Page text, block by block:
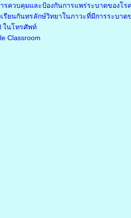
ควบคุมและป้องกันการแพร่ระบาดของโร
รียนกันทรลักษ์วิทยาในภาวะที่มีการระบาด
ในโทรศัพท์
Classroom